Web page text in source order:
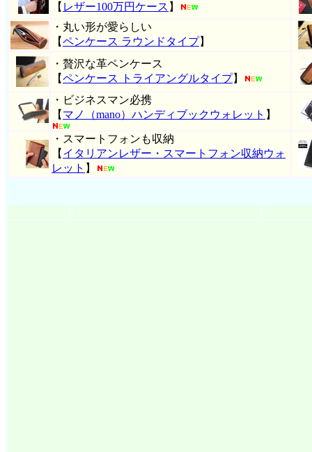
【 レザー100万円ケース 】
・丸い形が愛らしい
【ペンケース ラウンドタイプ】
・贅沢な革ペンケース
【ペンケース トライアングルタイプ】
・ビジネスマン必携
【 マノ（mano）ハンディブックウォレット 】
・スマートフォンも収納
【 イタリアンレザー・スマートフォン収納ウォ
レット 】